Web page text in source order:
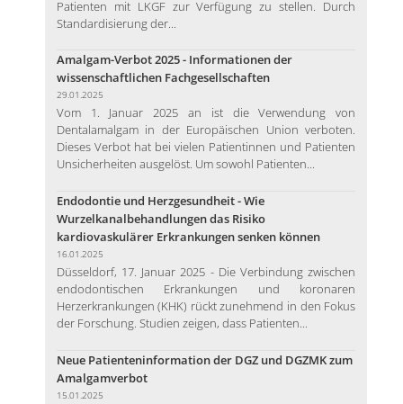
Patienten mit LKGF zur Verfügung zu stellen. Durch
Standardisierung der...
Amalgam-Verbot 2025 - Informationen der
wissenschaftlichen Fachgesellschaften
29.01.2025
Vom 1. Januar 2025 an ist die Verwendung von
Dentalamalgam in der Europäischen Union verboten.
Dieses Verbot hat bei vielen Patientinnen und Patienten
Unsicherheiten ausgelöst. Um sowohl Patienten...
Endodontie und Herzgesundheit - Wie
Wurzelkanalbehandlungen das Risiko
kardiovaskulärer Erkrankungen senken können
16.01.2025
Düsseldorf, 17. Januar 2025 - Die Verbindung zwischen
endodontischen Erkrankungen und koronaren
Herzerkrankungen (KHK) rückt zunehmend in den Fokus
der Forschung. Studien zeigen, dass Patienten...
Neue Patienteninformation der DGZ und DGZMK zum
Amalgamverbot
15.01.2025